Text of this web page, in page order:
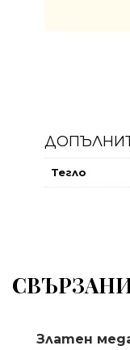
Тегло
Златен